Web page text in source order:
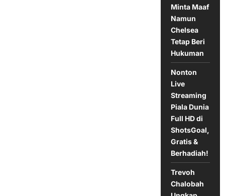
Minta Maaf
Namun
Chelsea
Tetap Beri
Hukuman
Nonton
Live
Streaming
Piala Dunia
Full HD di
ShotsGoal,
Gratis &
Berhadiah!
Trevoh
Chalobah